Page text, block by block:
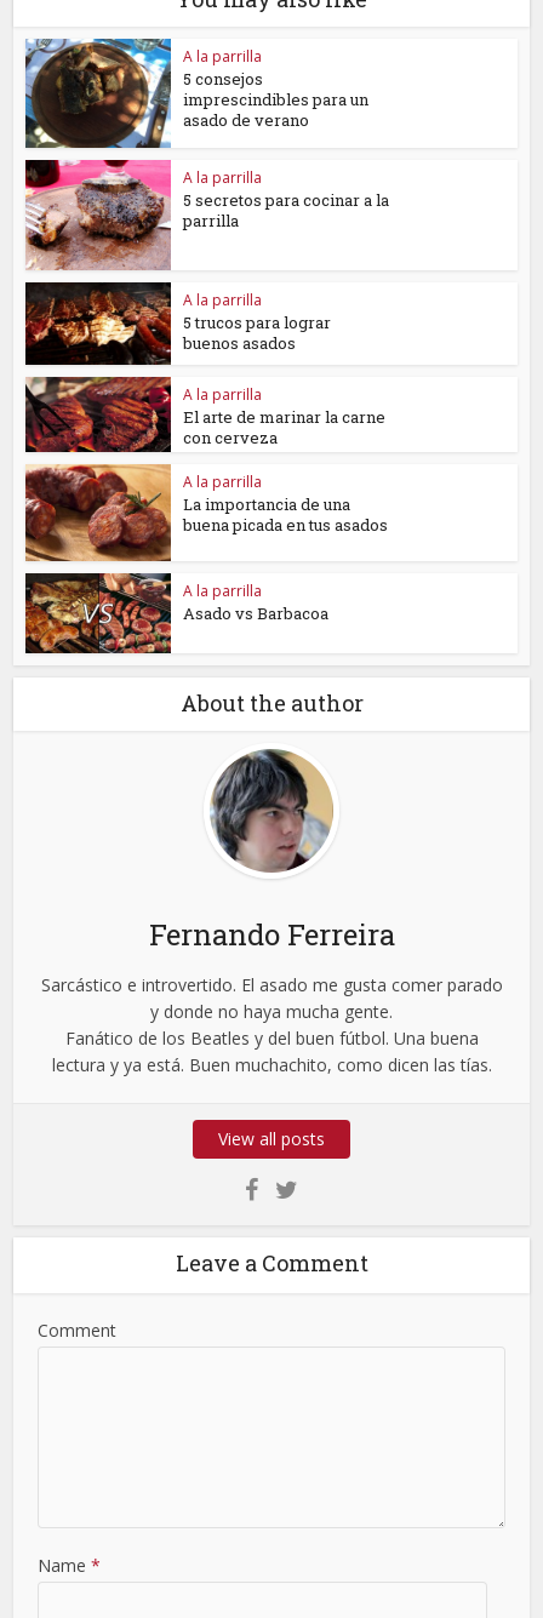
A la parrilla
5 consejos
imprescindibles para un
asado de verano
A la parrilla
5 secretos para cocinar a la
parrilla
A la parrilla
5 trucos para lograr
buenos asados
A la parrilla
El arte de marinar la carne
con cerveza
A la parrilla
La importancia de una
buena picada en tus asados
A la parrilla
Asado vs Barbacoa
About the author
Fernando Ferreira
Sarcástico e introvertido. El asado me gusta comer parado
y donde no haya mucha gente.
Fanático de los Beatles y del buen fútbol. Una buena
lectura y ya está. Buen muchachito, como dicen las tías.
View all posts
Leave a Comment
Comment
Name *